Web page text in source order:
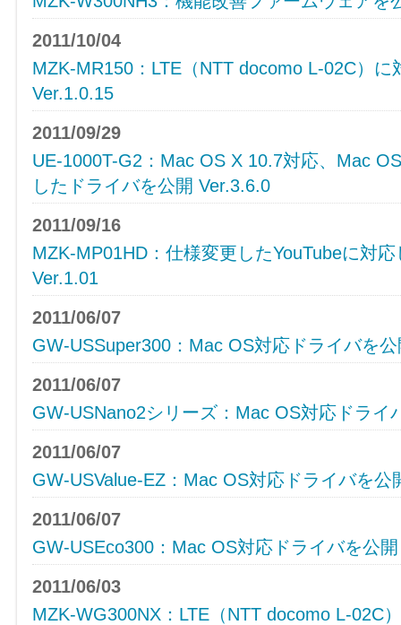
2011/10/04
MZK-MR150：LTE（NTT docomo L-02C）
Ver.1.0.15
2011/09/29
UE-1000T-G2：Mac OS X 10.7対応、Mac
したドライバを公開 Ver.3.6.0
2011/09/16
MZK-MP01HD：仕様変更したYouTubeに対
Ver.1.01
2011/06/07
GW-USSuper300：Mac OS対応ドライバを公
2011/06/07
GW-USNano2シリーズ：Mac OS対応ドライ
2011/06/07
GW-USValue-EZ：Mac OS対応ドライバを公
2011/06/07
GW-USEco300：Mac OS対応ドライバを公開
2011/06/03
MZK-WG300NX：LTE（NTT docomo L-02C